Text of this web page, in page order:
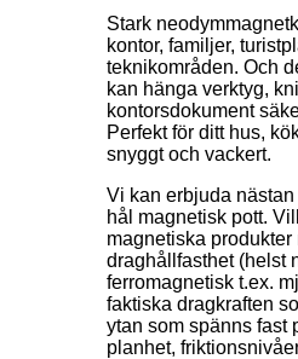
Stark
kontor, familjer,
teknikområden. Och
kan hänga verktyg,
kontorsdokument
Perfekt för ditt hus,
snyggt och vackert.
Vi kan erbjuda
hål magnetisk pott.
magnetiska produkter
draghållfasthet (helst
ferromagnetisk t.ex.
faktiska dragkraften
ytan som spänns fast
planhet,